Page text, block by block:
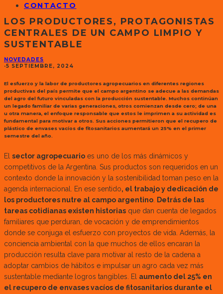
CONTACTO
LOS PRODUCTORES, PROTAGONISTAS
CENTRALES DE UN CAMPO LIMPIO Y
SUSTENTABLE
NOVEDADES
·5 SEPTIEMBRE, 2024
El esfuerzo y la labor de productores agropecuarios en diferentes regiones
productivas del país permite que el campo argentino se adecue a las demandas
del agro del futuro vinculadas con la producción sustentable. Muchos continúan
un legado familiar de varias generaciones, otros comienzan desde cero; de una
u otra manera, el enfoque responsable que estos le imprimen a su actividad es
fundamental para motivar a otros. Sus acciones permitieron que el recupero de
plástico de envases vacíos de fitosanitarios aumentará un 25% en el primer
semestre del año.
El sector agropecuario es uno de los más dinámicos y
competitivos de la Argentina. Sus productos son requeridos en un
contexto donde la innovación y la sostenibilidad toman peso en la
agenda internacional. En ese sentido, el trabajo y dedicación de
los productores nutre al campo argentino. Detrás de las
tareas cotidianas existen historias que dan cuenta de legados
familiares que perduran, de vocación y de emprendimientos
donde se conjuga el esfuerzo con proyectos de vida. Además, la
conciencia ambiental con la que muchos de ellos encaran la
producción resulta clave para motivar al resto de la cadena a
adoptar cambios de hábitos e impulsar un agro cada vez más
sustentable mediante logros tangibles. El aumento del 25% en
el recupero de envases vacíos de fitosanitarios durante el